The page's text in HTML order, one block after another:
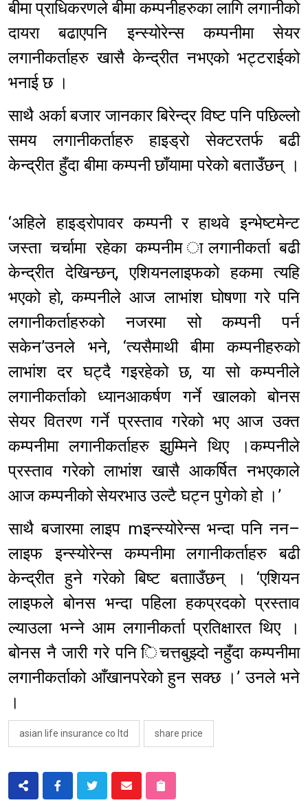
बीमा प्राधिकरणले बीमा कम्पनीहरुका लागि लगानीको
दायरा बढाएपनि इन्स्योरेन्स कम्पनीमा सेयर
लगानीकर्ताहरु खासै केन्द्रीत नभएको भट्टराईको
भनाई छ ।
साथै अर्का बजार जानकार बिरेन्द्र विष्ट पनि पछिल्लो
समय लगानीकर्ताहरु हाइड्रो सेक्टरतर्फ बढी
केन्द्रीत हुँदा बीमा कम्पनी छाँयामा परेको बताउँछन् ।
‘अहिले हाइड्रोपावर कम्पनी र हाथवे इन्भेष्टमेन्ट
जस्ता चर्चामा रहेका कम्पनीम ालगानीकर्ता बढी
केन्द्रीत देखिन्छन्, एशियनलाइफको हकमा त्यहि
भएको हो, कम्पनीले आज लाभांश घोषणा गरे पनि
लगानीकर्ताहरुको नजरमा सो कम्पनी पर्न
सकेन’उनले भने, ‘त्यसैमाथी बीमा कम्पनीहरुको
लाभांश दर घट्दै गइरहेको छ, या सो कम्पनीले
लगानीकर्ताको ध्यानआकर्षण गर्ने खालको बोनस
सेयर वितरण गर्ने प्रस्ताव गरेको भए आज उक्त
कम्पनीमा लगानीकर्ताहरु झुम्मिने थिए ।कम्पनीले
प्रस्ताव गरेको लाभांश खासै आकर्षित नभएकाले
आज कम्पनीको सेयरभाउ उल्टै घट्न पुगेको हो ।’
साथै बजारमा लाइप mइन्स्योरेन्स भन्दा पनि नन–
लाइफ इन्स्योरेन्स कम्पनीमा लगानीकर्ताहरु बढी
केन्द्रीत हुने गरेको बिष्ट बतााउँछन् । ‘एशियन
लाइफले बोनस भन्दा पहिला हकप्रदको प्रस्ताव
ल्याउला भन्ने आम लगानीकर्ता प्रतिक्षारत थिए ।
बोनस नै जारी गरे पनि िचत्तबुझ्दो नहुँदा कम्पनीमा
लगानीकर्ताको आँखानपरेको हुन सक्छ ।’ उनले भने
।
asian life insurance co ltd share price